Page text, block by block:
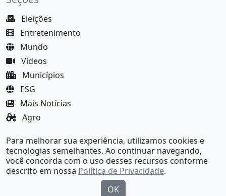
Eleições
Entretenimento
Mundo
Vídeos
Municípios
ESG
Mais Notícias
Agro
MundoBA Black
Para melhorar sua experiência, utilizamos cookies e
tecnologias semelhantes. Ao continuar navegando,
você concorda com o uso desses recursos conforme
descrito em nossa Política de Privacidade.
OK